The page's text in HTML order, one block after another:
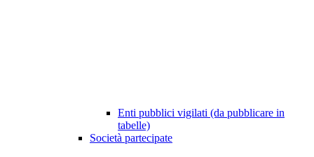
Enti pubblici vigilati (da pubblicare in
tabelle)
Società partecipate